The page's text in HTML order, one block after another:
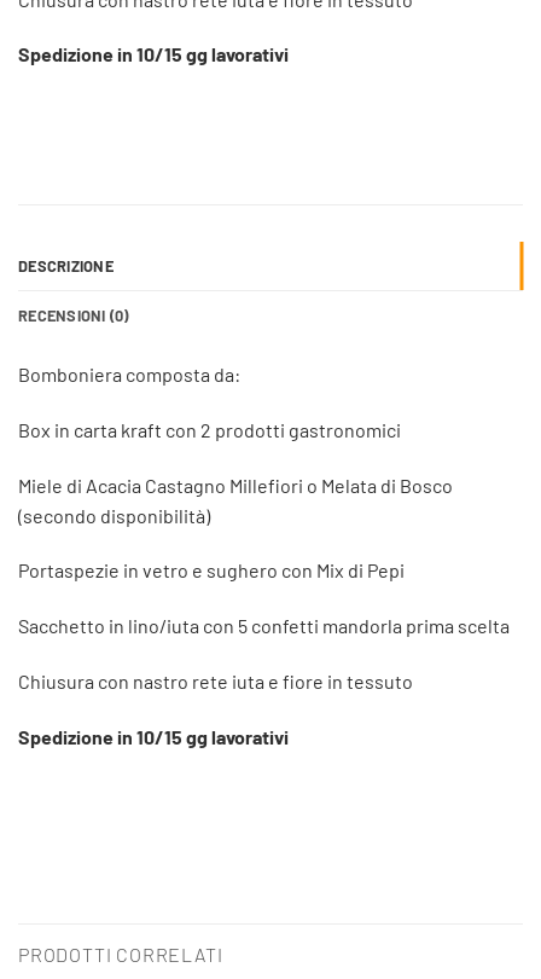
Spedizione in 10/15 gg lavorativi
DESCRIZIONE
RECENSIONI (0)
Bomboniera composta da:
Box in carta kraft con 2 prodotti gastronomici
Miele di Acacia Castagno Millefiori o Melata di Bosco
(secondo disponibilità)
Portaspezie in vetro e sughero con Mix di Pepi
Sacchetto in lino/iuta con 5 confetti mandorla prima scelta
Chiusura con nastro rete iuta e fiore in tessuto
Spedizione in 10/15 gg lavorativi
PRODOTTI CORRELATI